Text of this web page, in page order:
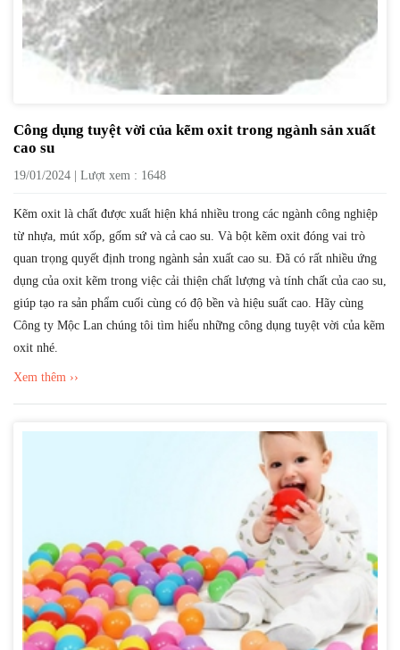
Công dụng tuyệt vời của kẽm oxit trong ngành sản xuất
cao su
19/01/2024 | Lượt xem : 1648
Kẽm oxit là chất được xuất hiện khá nhiều trong các ngành công nghiệp
từ nhựa, mút xốp, gốm sứ và cả cao su. Và bột kẽm oxit đóng vai trò
quan trọng quyết định trong ngành sản xuất cao su. Đã có rất nhiều ứng
dụng của oxit kẽm trong việc cải thiện chất lượng và tính chất của cao su,
giúp tạo ra sản phẩm cuối cùng có độ bền và hiệu suất cao. Hãy cùng
Công ty Mộc Lan chúng tôi tìm hiểu những công dụng tuyệt vời của kẽm
oxit nhé.
Xem thêm ››